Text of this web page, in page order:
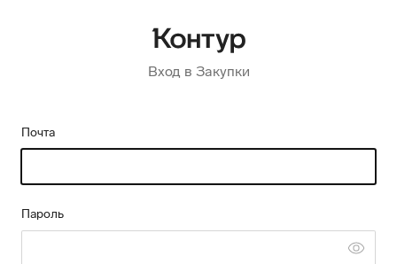
Вход в Закупки
Почта
Пароль